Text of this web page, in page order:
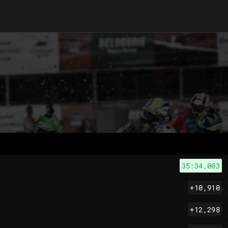
35:34,003
+10,910
+12,298